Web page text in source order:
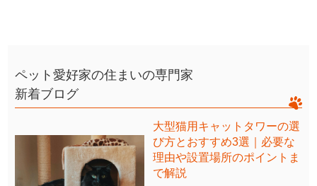
ペット愛好家の住まいの専門家
新着ブログ
大型猫用キャットタワーの選
び方とおすすめ3選｜必要な
理由や設置場所のポイントま
で解説